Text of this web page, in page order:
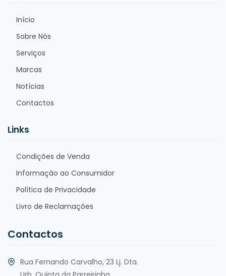
Início
Sobre Nós
Serviços
Marcas
Notícias
Contactos
Links
Condições de Venda
Informação ao Consumidor
Política de Privacidade
Livro de Reclamações
Contactos
Rua Fernando Carvalho, 23 Lj. Dta.